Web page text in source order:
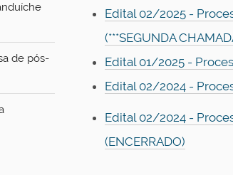
de pós-
Edital 02/2025 -
(***SEGUNDA
Edital 01/2025 -
Edital 02/2024 -
Edital 02/2024 -
(ENCERRADO)